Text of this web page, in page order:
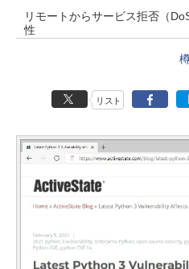
リモートからサービス拒否（
性
リスト